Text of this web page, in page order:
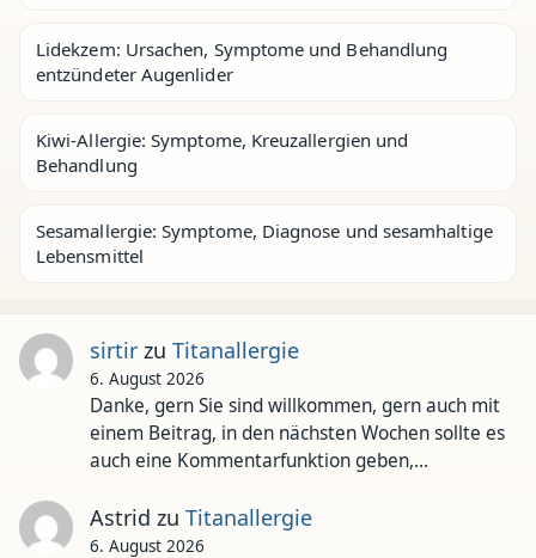
Lidekzem: Ursachen, Symptome und Behandlung
entzündeter Augenlider
Kiwi-Allergie: Symptome, Kreuzallergien und
Behandlung
Sesamallergie: Symptome, Diagnose und sesamhaltige
Lebensmittel
sirtirzu Titanallergie
6. August 2026
Danke, gern Sie sind willkommen, gern auch mit
einem Beitrag, in den nächsten Wochen sollte es
auch eine Kommentarfunktion geben,…
Astrid zu Titanallergie
6. August 2026